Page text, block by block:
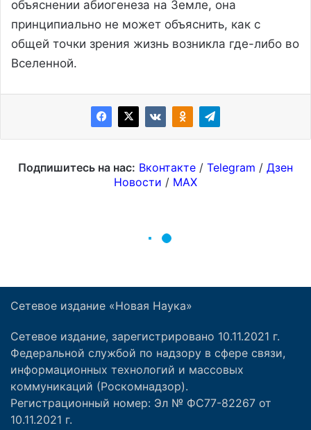
Сетевое издание «Новая Наука»
Сетевое издание, зарегистрировано 10.11.2021 г.
Федеральной службой по надзору в сфере связи,
информационных технологий и массовых
коммуникаций (Роскомнадзор).
Регистрационный номер: Эл № ФС77-82267 от
10.11.2021 г.